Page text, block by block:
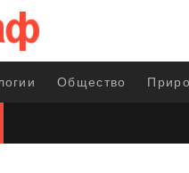
Общество